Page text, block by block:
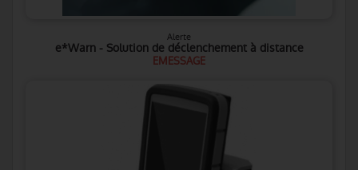
Alerte
e*Warn - Solution de déclenchement à distance
EMESSAGE